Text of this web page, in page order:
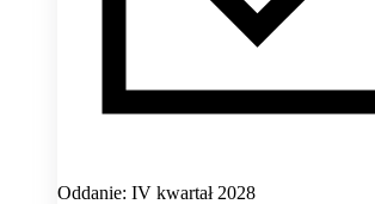
Oddanie: IV kwartał 2028